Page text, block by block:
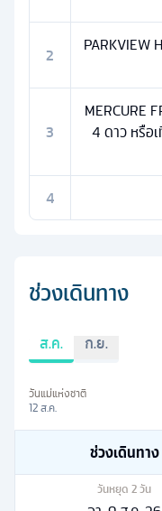
2
PARKVIEW
3
MERCURE
4 ดาว หรือ
4
ช่วงเดินทาง
ส.ค. ก.ย.
วันแม่แห่งชาติ
12 ส.ค.
ช่วงเดินทาง
วันหยุด 2วัน